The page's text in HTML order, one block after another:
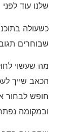
שלנו עוד
כשעולה
שבוחרים
מה שעשוי
הכאב שייך
חופש לבחור
ובמקומה